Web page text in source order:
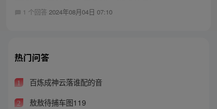
1 个回答 2024年08月04日 07:10
热门问答
1 百炼成神云落谁配的音
2 敖敖待捕车图119